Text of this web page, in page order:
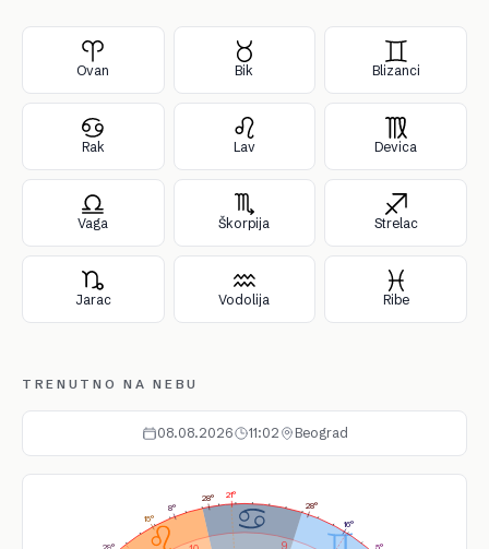
Ovan Bik Blizanci
Rak Lav Devica
Vaga Škorpija Strelac
Jarac Vodolija Ribe
TRENUTNO NA NEBU
08.08.2026 11:02 Beograd
9
15° 16°
28°
28°
8°
5°
21°